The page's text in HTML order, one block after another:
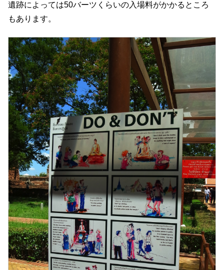
遺跡によっては50バーツくらいの入場料がかかるところ
もあります。